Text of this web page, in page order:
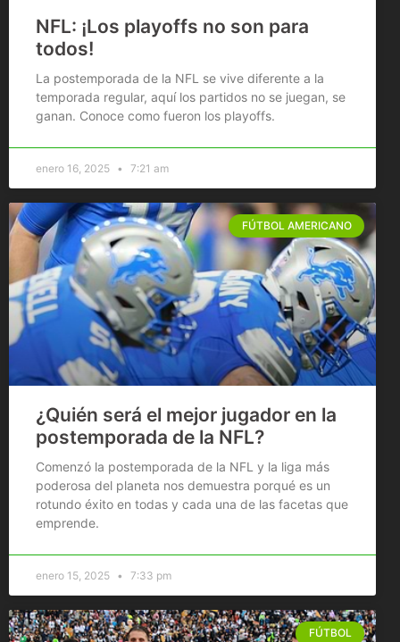
NFL: ¡Los playoffs no son para
todos!
La postemporada de la NFL se vive diferente a la
temporada regular, aquí los partidos no se juegan, se
ganan. Conoce como fueron los playoffs.
enero 16, 2025 7:21 am
FÚTBOL AMERICANO
¿Quién será el mejor jugador en la
postemporada de la NFL?
Comenzó la postemporada de la NFL y la liga más
poderosa del planeta nos demuestra porqué es un
rotundo éxito en todas y cada una de las facetas que
emprende.
enero 15, 2025 7:33 pm
FÚTBOL